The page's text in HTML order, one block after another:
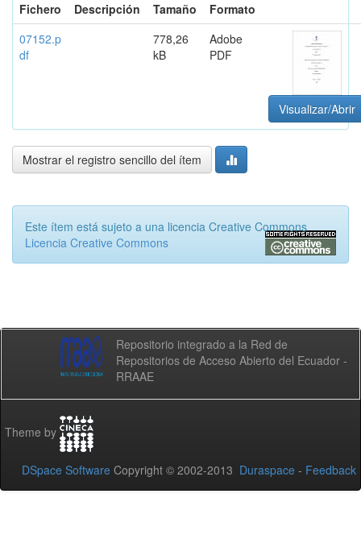
Fichero
Descripción Tamaño
Formato
07152.p
df
778,26
kB
Adobe
PDF
Visualizar/Abrir
Mostrar el registro sencillo del ítem
Este ítem está sujeto a una licencia Creative Commons
Licencia Creative Commons
Repositorio integrado a la Red de
Repositorios de Acceso Abierto del Ecuador -
RRAAE
Theme by
DSpace Software Copyright © 2002-2013 Duraspace - Feedback